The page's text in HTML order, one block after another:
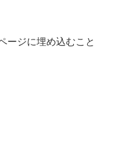
ージに埋め込むこと